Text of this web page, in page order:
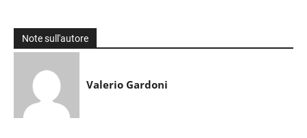
Note sull'autore
Valerio Gardoni